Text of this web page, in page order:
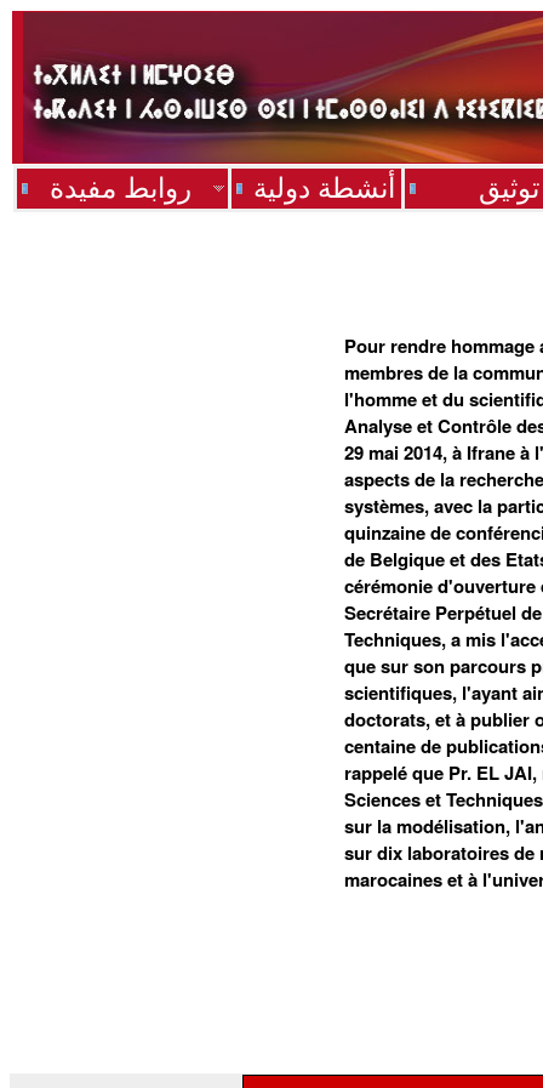
روابط مفيدة أنشطة دولية توثيق
Pour rendre
membres de la
l'homme et du
Analyse et Contrôle
29 mai 2014, à Ifrane
aspects de la
systèmes, avec la
quinzaine de
de Belgique et des
cérémonie d'ouverture
Secrétaire Perpétuel
Techniques, a mis
que sur son parcours
scientifiques, l'ayant
doctorats, et à publier
centaine de
rappelé que Pr. EL
Sciences et
sur la modélisation,
sur dix laboratoires de
marocaines et à